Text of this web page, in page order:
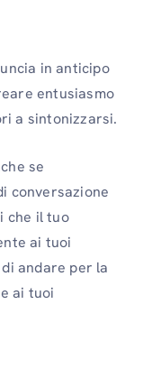
in anticipo
entusiasmo
a sintonizzarsi.
se
conversazione
che il tuo
ai tuoi
andare per la
ai tuoi